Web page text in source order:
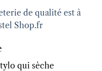
de qualité est à
Shop.fr
qui sèche